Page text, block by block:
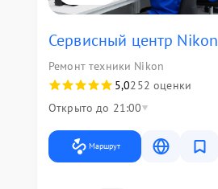
Сервисный центр Nikon
Ремонт техники Nikon
5,0252 оценки
Открыто до 21:00
Маршрут